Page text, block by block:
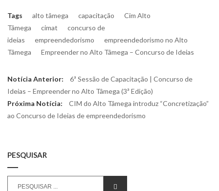
Tags alto tâmega capacitação
Cim Alto
Tâmega
cimat
concurso de
ideias
empreendedorismo
empreendedorismo no Alto
Tâmega
Empreender no Alto Tâmega – Concurso de Ideias
Navegação
de
artigos
Notícia Anterior:
Previous
post:
6ª Sessão de Capacitação | Concurso de
Ideias – Empreender no Alto Tâmega (3ª Edição)
Próxima Notícia:
Next
post:
CIM do Alto Tâmega introduz “Concretização”
ao Concurso de Ideias de empreendedorismo
PESQUISAR